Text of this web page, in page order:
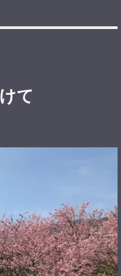
て